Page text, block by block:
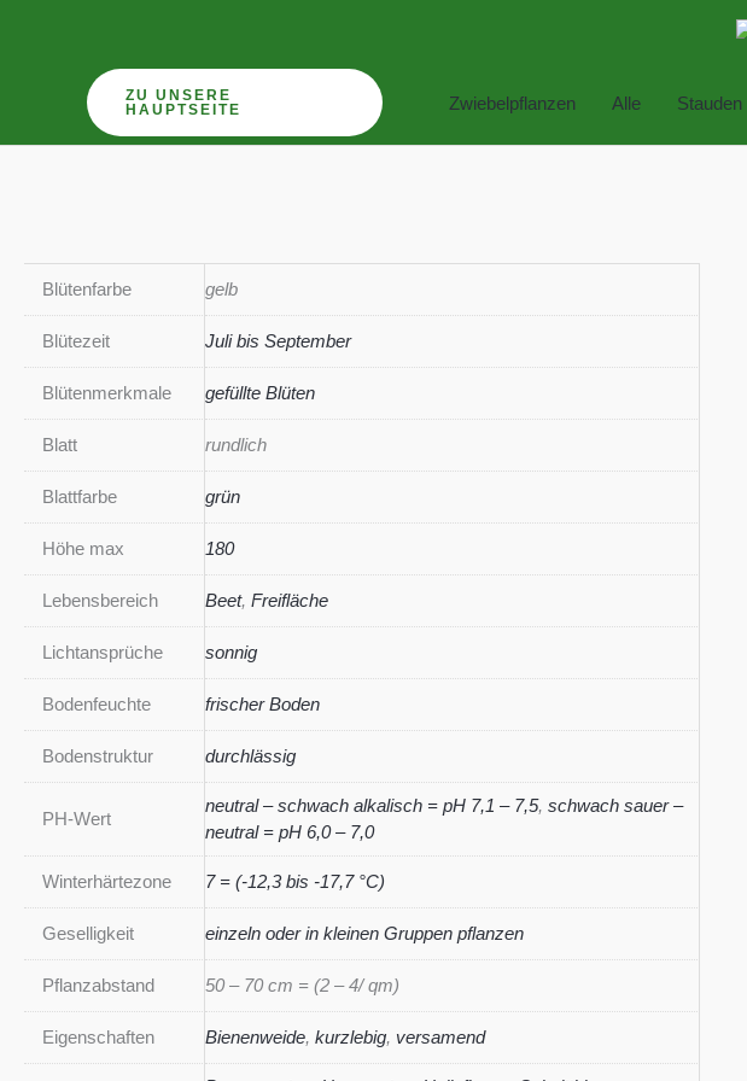
ZU UNSERE
HAUPTSEITE
Zwiebelpflanzen Alle Stauden
Blütenfarbe gelb
Blütezeit Juli bis September
Blütenmerkmale gefüllte Blüten
Blatt rundlich
Blattfarbe grün
Höhe max 180
Lebensbereich Beet, Freifläche
Lichtansprüche sonnig
Bodenfeuchte frischer Boden
Bodenstruktur durchlässig
PH-Wert
neutral – schwach alkalisch = pH 7,1 – 7,5, schwach sauer –
neutral = pH 6,0 – 7,0
Winterhärtezone 7 = (-12,3 bis -17,7 °C)
Geselligkeit einzeln oder in kleinen Gruppen pflanzen
Pflanzabstand 50 – 70 cm = (2 – 4/ qm)
Eigenschaften Bienenweide, kurzlebig, versamend